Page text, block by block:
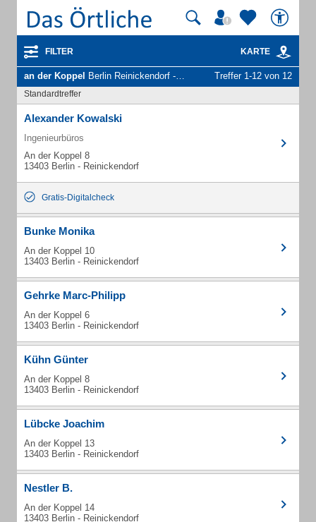
FILTER KARTE
an der Koppel Berlin Reinickendorf - Unternehmen und Personen Treffer 1-12 von 12
Standardtreffer
Alexander Kowalski
Ingenieurbüros
An der Koppel 8
13403 Berlin - Reinickendorf
Gratis-Digitalcheck
Bunke Monika
An der Koppel 10
13403 Berlin - Reinickendorf
Gehrke Marc-Philipp
An der Koppel 6
13403 Berlin - Reinickendorf
Kühn Günter
An der Koppel 8
13403 Berlin - Reinickendorf
Lübcke Joachim
An der Koppel 13
13403 Berlin - Reinickendorf
Nestler B.
An der Koppel 14
13403 Berlin - Reinickendorf